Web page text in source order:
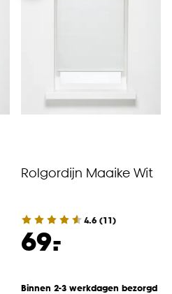
Rolgordijn Maaike Wit
4.6 (11)
69.
-
Binnen 2-3 werkdagen bezorgd